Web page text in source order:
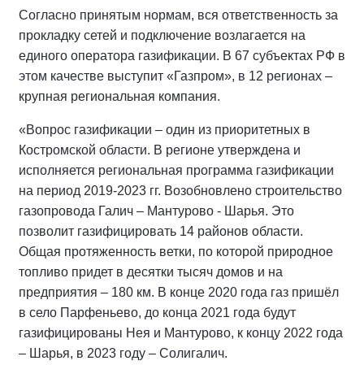
Согласно принятым нормам, вся ответственность за
прокладку сетей и подключение возлагается на
единого оператора газификации. В 67 субъектах РФ в
этом качестве выступит «Газпром», в 12 регионах –
крупная региональная компания.
«Вопрос газификации – один из приоритетных в
Костромской области. В регионе утверждена и
исполняется региональная программа газификации
на период 2019-2023 гг. Возобновлено строительство
газопровода Галич – Мантурово - Шарья. Это
позволит газифицировать 14 районов области.
Общая протяженность ветки, по которой природное
топливо придет в десятки тысяч домов и на
предприятия – 180 км. В конце 2020 года газ пришёл
в село Парфеньево, до конца 2021 года будут
газифицированы Нея и Мантурово, к концу 2022 года
– Шарья, в 2023 году – Солигалич.